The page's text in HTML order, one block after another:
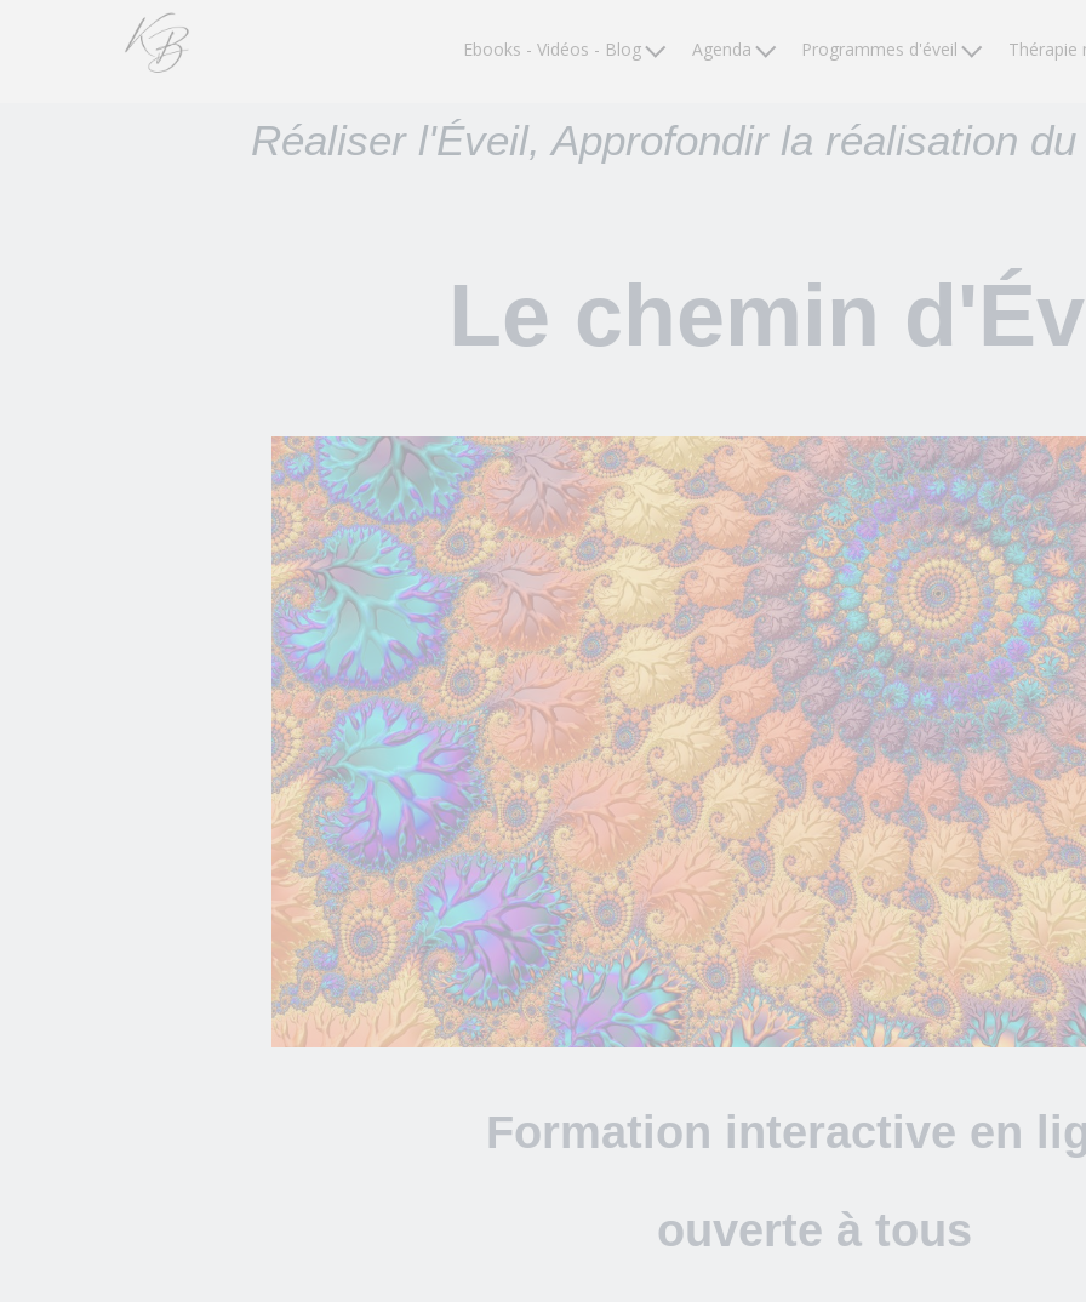
Ebooks - Vidéos - Blog Agenda Programmes d'éveil Thérapie
Réaliser l'Éveil, Approfondir la réalisation
Le chemin
Formation interactive en
ouverte à tous